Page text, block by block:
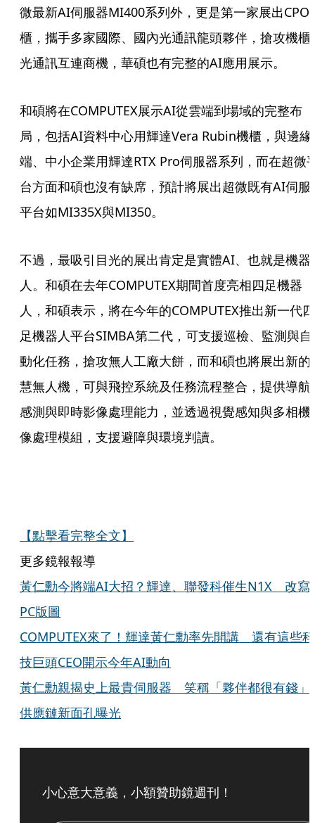
微最新AI伺服器MI400系列外，更是第一家展出CPO
櫃，攜手多家國際、國內光通訊龍頭夥伴，搶攻機櫃
光通訊互連商機，華碩也有完整的AI應用展示。
和碩將在COMPUTEX展示AI從雲端到場域的完整布
局，包括AI資料中心用輝達Vera Rubin機櫃，與邊緣
端、中小企業用輝達RTX Pro伺服器系列，而在超微
台方面和碩也沒有缺席，預計將展出超微既有AI伺服
平台如MI335X與MI350。
不過，最吸引目光的展出肯定是實體AI、也就是機器
人。和碩在去年COMPUTEX期間首度亮相四足機器
人，和碩表示，將在今年的COMPUTEX推出新一代四
足機器人平台SIMBA第二代，可支援巡檢、監測與自
動化任務，搶攻無人工廠大餅，而和碩也將展出新的
慧無人機，可與飛控系統及任務流程整合，提供導航
感測與即時影像處理能力，並透過視覺感知與多相機
像處理模組，支援避障與環境判讀。
【點擊看完整全文】
更多鏡報報導
黃仁勳今將端AI大招？輝達、聯發科催生N1X 改寫
PC版圖
COMPUTEX來了！輝達黃仁勳率先開講 還有這些科
技巨頭CEO開示今年AI動向
黃仁勳親揭史上最貴伺服器 笑稱「夥伴都很有錢
供應鏈新面孔曝光
小心意大意義，小額贊助鏡週刊！